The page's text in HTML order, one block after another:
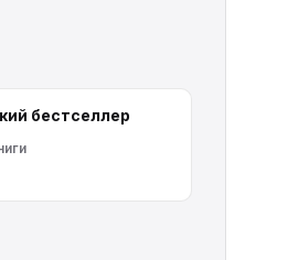
бестселлер